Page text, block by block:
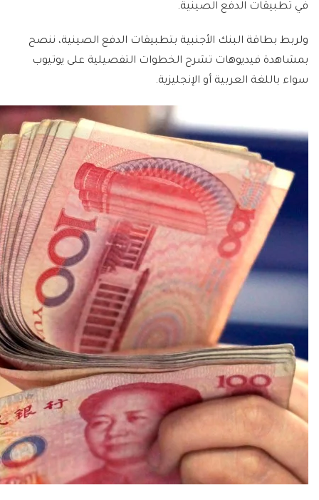
في تطبيقات الدفع الصينية.
ولربط بطاقة البنك الأجنبية بتطبيقات الدفع الصينية، ننصح
بمشاهدة فيديوهات تشرح الخطوات التفصيلية على يوتيوب
سواء باللغة العربية أو الإنجليزية.